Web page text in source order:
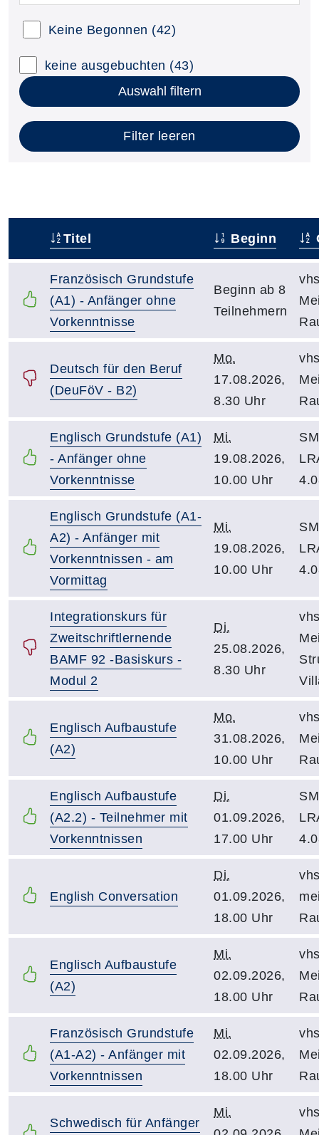
Keine Begonnen (42)
keine ausgebuchten (43)
Auswahl filtern
Filter leeren
Titel Beginn
Französisch Grundstufe
(A1) - Anfänger ohne
Vorkenntnisse
Beginn ab 8
Teilnehmern
Deutsch für den Beruf
(DeuFöV - B2)
Mo.
17.08.2026,
8.30 Uhr
Englisch Grundstufe (A1)
- Anfänger ohne
Vorkenntnisse
Mi.
19.08.2026,
10.00 Uhr
Englisch Grundstufe (A1-
A2) - Anfänger mit
Vorkenntnissen - am
Vormittag
Mi.
19.08.2026,
10.00 Uhr
Integrationskurs für
Zweitschriftlernende
BAMF 92 -Basiskurs -
Modul 2
Di.
25.08.2026,
8.30 Uhr
Englisch Aufbaustufe
(A2)
Mo.
31.08.2026,
10.00 Uhr
Englisch Aufbaustufe
(A2.2) - Teilnehmer mit
Vorkenntnissen
Di.
01.09.2026,
17.00 Uhr
English Conversation
Di.
01.09.2026,
18.00 Uhr
Englisch Aufbaustufe
(A2)
Mi.
02.09.2026,
18.00 Uhr
Französisch Grundstufe
(A1-A2) - Anfänger mit
Vorkenntnissen
Mi.
02.09.2026,
18.00 Uhr
Schwedisch für Anfänger
Mi.